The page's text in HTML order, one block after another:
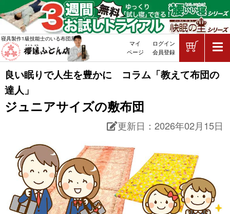
ジュニアサイズの敷布団
良い眠りで人生を豊かに コラム「教えて布団の
達人」
敷布団・掛け布団・羽毛布団・マ
寝具製作1級技能士のいる布団屋
マイ
ページ
ログイン
会員登録
更新日： 2026年02月15日